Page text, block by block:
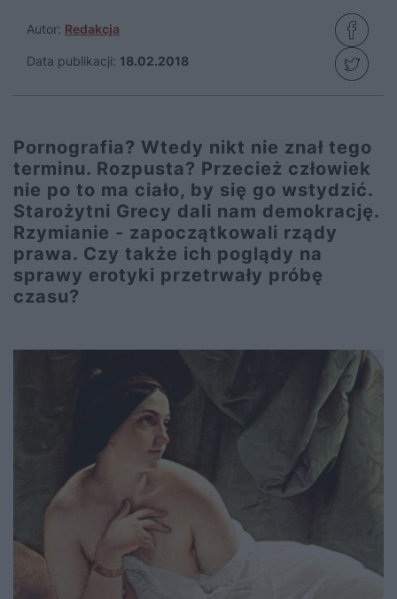
Autor: Redakcja
Data publikacji: 18.02.2018
Pornografia? Wtedy nikt nie znał tego
terminu. Rozpusta? Przecież człowiek
nie po to ma ciało, by się go wstydzić.
Starożytni Grecy dali nam demokrację.
Rzymianie - zapoczątkowali rządy
prawa. Czy także ich poglądy na
sprawy erotyki przetrwały próbę
czasu?